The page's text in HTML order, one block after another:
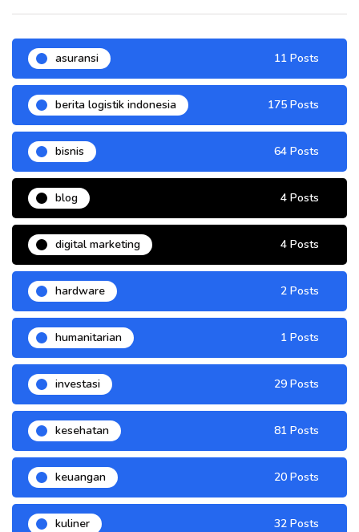
asuransi 11 Posts
berita logistik indonesia 175 Posts
bisnis 64 Posts
blog 4 Posts
digital marketing 4 Posts
hardware 2 Posts
humanitarian 1 Posts
investasi 29 Posts
kesehatan 81 Posts
keuangan 20 Posts
kuliner 32 Posts